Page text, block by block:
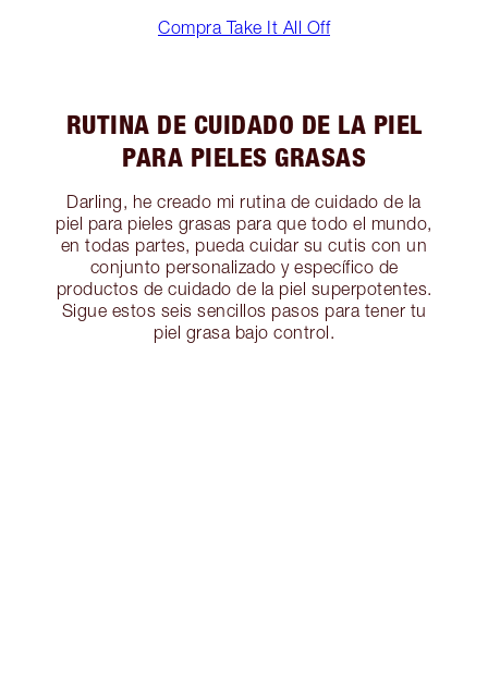
Compra Take It All Off
RUTINA DE CUIDADO DE LA PIEL
PARA PIELES GRASAS
Darling, he creado mi rutina de cuidado de la
piel para pieles grasas para que todo el mundo,
en todas partes, pueda cuidar su cutis con un
conjunto personalizado y específico de
productos de cuidado de la piel superpotentes.
Sigue estos seis sencillos pasos para tener tu
piel grasa bajo control.